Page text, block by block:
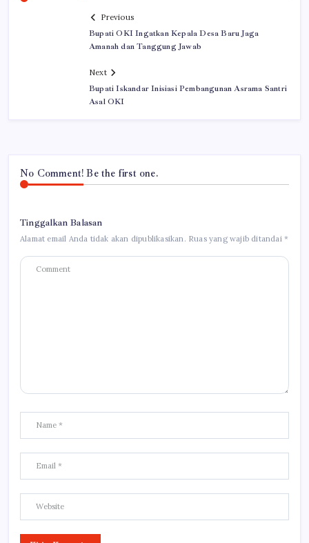
Previous
Bupati OKI Ingatkan Kepala Desa Baru Jaga
Amanah dan Tanggung Jawab
Next
Bupati Iskandar Inisiasi Pembangunan Asrama Santri
Asal OKI
No Comment! Be the first one.
Tinggalkan Balasan
Alamat email Anda tidak akan dipublikasikan. Ruas yang wajib ditandai*